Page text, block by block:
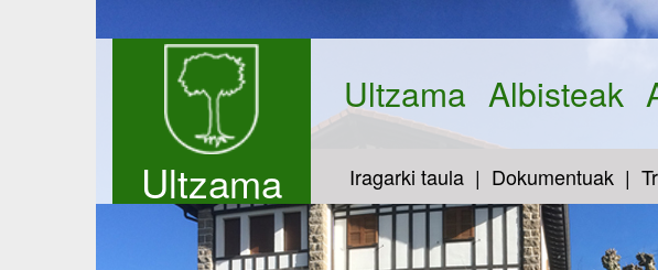
Ultzama
Ultzama Albisteak
Iragarki taula Dokumentuak